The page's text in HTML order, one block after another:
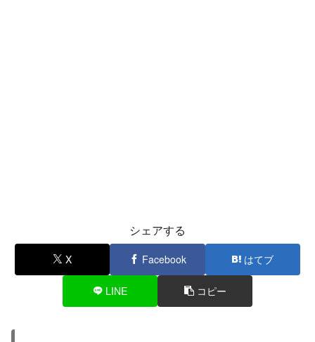
シェアする
X Facebook はてブ
LINE コピー